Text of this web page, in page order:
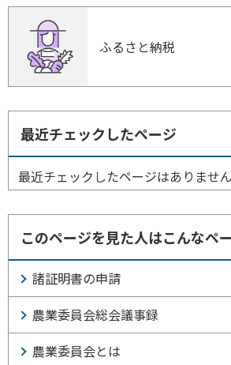
ふるさと納税
最近チェックしたページ
最近チェックしたページはありません
このページを見た人はこんなペ
諸証明書の申請
農業委員会総会議事録
農業委員会とは